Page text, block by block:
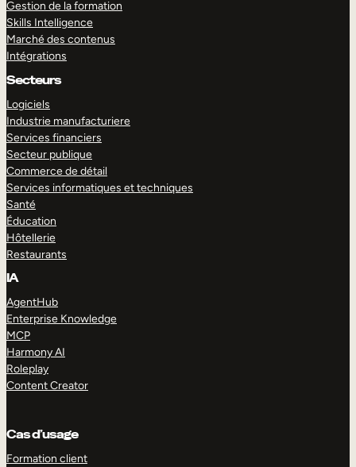
Gestion de la formation
Skills Intelligence
Marché des contenus
Intégrations
Secteurs
Logiciels
Industrie manufacturiere
Services financiers
Secteur publique
Commerce de détail
Services informatiques et techniques
Santé
Éducation
Hôtellerie
Restaurants
IA
AgentHub
Enterprise Knowledge
MCP
Harmony AI
Roleplay
Content Creator
Cas d’usage
Formation client